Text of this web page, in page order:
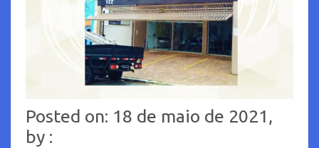
Posted on: 18 de maio de 2021,
by :